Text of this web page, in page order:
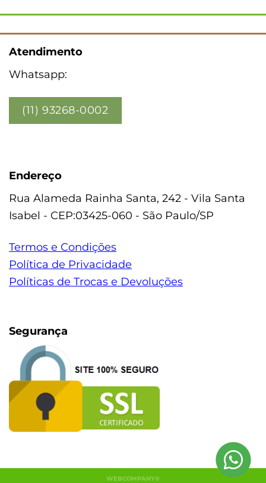
Atendimento
Whatsapp:
(11) 93268-0002
Endereço
Rua Alameda Rainha Santa, 242 - Vila Santa
Isabel - CEP:03425-060 - São Paulo/SP
Termos e Condições
Política de Privacidade
Políticas de Trocas e Devoluções
Segurança
WEBCOMPANY®